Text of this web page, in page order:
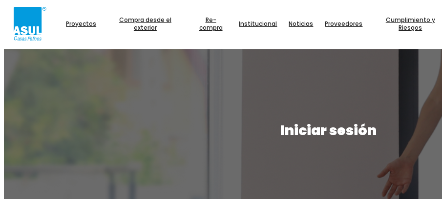
Proyectos
Compra desde el
exterior
Re-
compra
Institucional Noticias Proveedores
Cumplimiento y
Riesgos
Iniciar sesión